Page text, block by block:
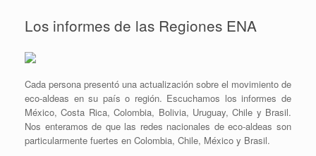
Los informes de las Regiones ENA
Cada persona presentó una actualización sobre el movimiento de
eco-aldeas en su país o región. Escuchamos los informes de
México, Costa Rica, Colombia, Bolivia, Uruguay, Chile y Brasil.
Nos enteramos de que las redes nacionales de eco-aldeas son
particularmente fuertes en Colombia, Chile, México y Brasil.